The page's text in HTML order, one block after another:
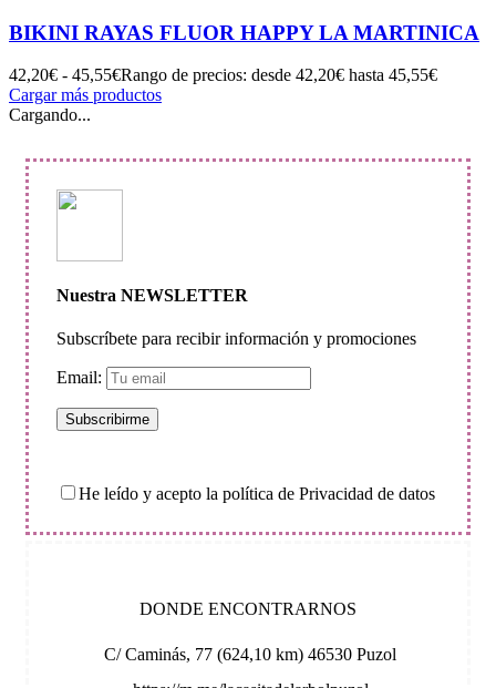
BIKINI RAYAS FLUOR HAPPY LA MARTINICA
42,20€ - 45,55€Rango de precios: desde 42,20€ hasta 45,55€
Cargar más productos
Cargando...
Nuestra NEWSLETTER
Subscríbete para recibir información y promociones
Email:
He leído y acepto la política de Privacidad de datos
DONDE ENCONTRARNOS
C/ Caminás, 77 (624,10 km) 46530 Puzol